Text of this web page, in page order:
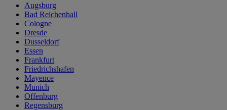
Augsburg
Bad Reichenhall
Cologne
Dresde
Dusseldorf
Essen
Frankfurt
Friedrichshafen
Mayence
Munich
Offenburg
Regensburg